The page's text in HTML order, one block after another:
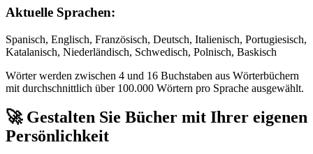
Aktuelle Sprachen:
Spanisch, Englisch, Französisch, Deutsch, Italienisch, Portugiesisch,
Katalanisch, Niederländisch, Schwedisch, Polnisch, Baskisch
Wörter werden zwischen 4 und 16 Buchstaben aus Wörterbüchern
mit durchschnittlich über 100.000 Wörtern pro Sprache ausgewählt.
🚀 Gestalten Sie Bücher mit Ihrer eigenen
Persönlichkeit